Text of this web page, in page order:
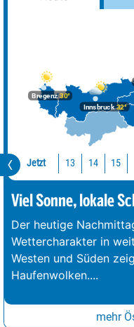
Bregenz30°
Innsbruck32°
Jetzt 13 14 15
Viel Sonne, lokale
Der heutige
Wettercharakter in
Westen und Süden
Haufenwolken....
mehr